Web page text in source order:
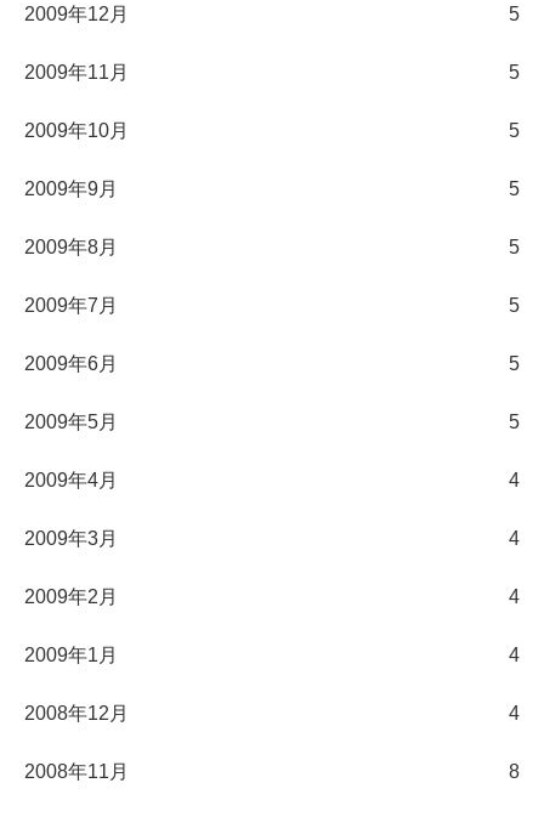
2009年12月 5
2009年11月 5
2009年10月 5
2009年9月 5
2009年8月 5
2009年7月 5
2009年6月 5
2009年5月 5
2009年4月 4
2009年3月 4
2009年2月 4
2009年1月 4
2008年12月 4
2008年11月 8